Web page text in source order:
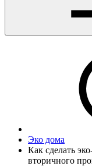
Эко дома
Как сделать
вторичного